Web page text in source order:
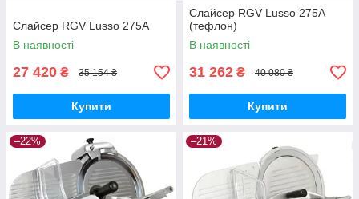
Слайсер RGV Lusso 275A
В наявності
27 420 ₴ 35 154 ₴
Купити
Слайсер RGV Lusso 275A
(тефлон)
В наявності
31 262 ₴ 40 080 ₴
Купити
–22% –21%